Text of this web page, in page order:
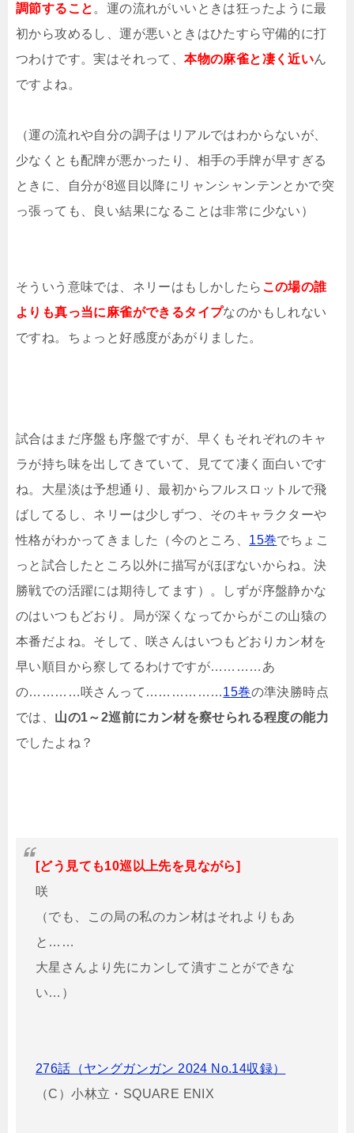
調節すること 。運の流れがいいときは狂ったように最
初から攻めるし、運が悪いときはひたすら守備的に打
つわけです。実はそれって、本物の麻雀と凄く近いん
ですよね。
（運の流れや自分の調子はリアルではわからないが、
少なくとも配牌が悪かったり、相手の手牌が早すぎる
ときに、自分が8巡目以降にリャンシャンテンとかで突
っ張っても、良い結果になることは非常に少ない）
そういう意味では、ネリーはもしかしたら この場の誰
よりも真っ当に麻雀ができるタイプなのかもしれない
ですね。ちょっと好感度があがりました。
試合はまだ序盤も序盤ですが、早くもそれぞれのキャ
ラが持ち味を出してきていて、見てて凄く面白いです
ね。大星淡は予想通り、最初からフルスロットルで飛
ばしてるし、ネリーは少しずつ、そのキャラクターや
性格がわかってきました（今のところ、 15巻でちょこ
っと試合したところ以外に描写がほぼないからね。決
勝戦での活躍には期待してます）。しずが序盤静かな
のはいつもどおり。局が深くなってからがこの山猿の
本番だよね。そして、咲さんはいつもどおりカン材を
早い順目から察してるわけですが…………あ
の…………咲さんって………………15巻の準決勝時点
では、 山の1～2巡前にカン材を察せられる程度の能力
でしたよね？
[どう見ても10巡以上先を見ながら]
咲
（でも、この局の私のカン材はそれよりもあ
と……
大星さんより先にカンして潰すことができな
い…）
276話（ヤングガンガン 2024 No.14収録）
（C）小林立・SQUARE ENIX